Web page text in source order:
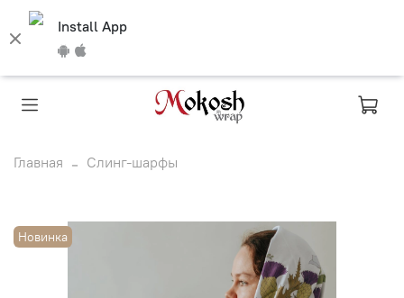
Install App
Главная Слинг-шарфы
Новинка